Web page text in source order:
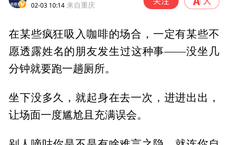
02-03 10:14 来自重庆
在某些疯狂吸入咖啡的场合，一定有某些不
愿透露姓名的朋友发生过这种事——没坐几
分钟就要跑一趟厕所。
坐下没多久，就起身在去一次，进进出出，
让场面一度尴尬且充满误会。